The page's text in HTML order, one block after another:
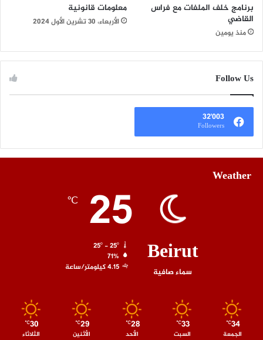
برنامج خلف الملفات مع فراس
القاضي
منذ يومين
معلومات قانونية
الأربعاء، 30 تشرين الأول 2024
Follow Us
32٬003
Followers
Weather
Beirut
سماء صافية
25
℃
25º - 25º
71%
4.15 كيلومتر/ساعة
34
℃
الجمعة
33
℃
السبت
28
℃
الأحد
29
℃
الأثنين
30
℃
الثلاثاء